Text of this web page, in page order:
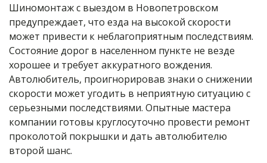
Шиномонтаж с выездом в Новопетровском
предупреждает, что езда на высокой скорости
может привести к неблагоприятным последствиям.
Состояние дорог в населенном пункте не везде
хорошее и требует аккуратного вождения.
Автолюбитель, проигнорировав знаки о снижении
скорости может угодить в неприятную ситуацию с
серьезными последствиями. Опытные мастера
компании готовы круглосуточно провести ремонт
проколотой покрышки и дать автолюбителю
второй шанс.